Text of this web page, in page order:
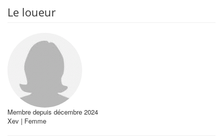
Le loueur
Membre depuis décembre 2024
Xev | Femme